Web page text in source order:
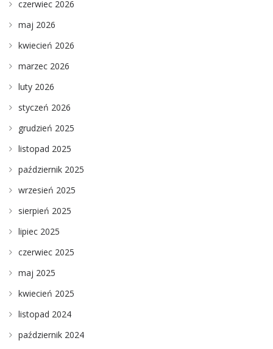
czerwiec 2026
maj 2026
kwiecień 2026
marzec 2026
luty 2026
styczeń 2026
grudzień 2025
listopad 2025
październik 2025
wrzesień 2025
sierpień 2025
lipiec 2025
czerwiec 2025
maj 2025
kwiecień 2025
listopad 2024
październik 2024